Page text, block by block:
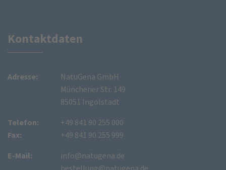
Kontaktdaten
Adresse:
NatuGena GmbH
Münchener Str. 149
85051 Ingolstadt
Telefon:
Fax:
+49 841 90 255 000
+49 841 90 255 999
E-Mail:
info@natugena.de